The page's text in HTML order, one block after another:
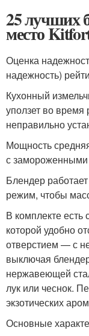
25 лучших
место
Оценка
надежность)
Кухонный
уползет во
неправильно
Мощность
с замороженными
Блендер
режим, чтобы
В комплекте
которой удобно
отверстием — с
выключая
нержавеющей
лук или чеснок.
экзотических
Основные